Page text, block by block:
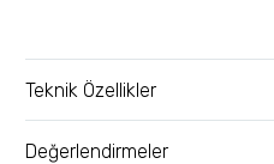
Teknik Özellikler
Değerlendirmeler